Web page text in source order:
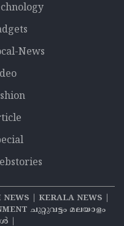
News
| KERALA NEWS |
ചുറ്റുവട്ടം മലയാളം
|